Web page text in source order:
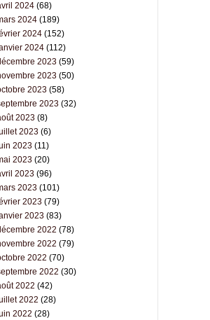
2024(68)
2024(189)
2024(152)
2024(112)
2023(59)
2023(50)
2023(58)
2023(32)
2023(8)
2023(6)
2023(11)
2023(20)
2023(96)
2023(101)
2023(79)
2023(83)
2022 (78)
2022 (79)
2022 (70)
2022 (30)
2022 (42)
2022 (28)
2022 (28)